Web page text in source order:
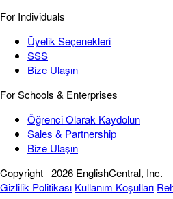
For Individuals
Üyelik Seçenekleri
SSS
Bize Ulaşın
For Schools & Enterprises
Öğrenci Olarak Kaydolun
Sales & Partnership
Bize Ulaşın
Copyright 2026 EnglishCentral, Inc.
Gizlilik Politikası Kullanım Koşulları